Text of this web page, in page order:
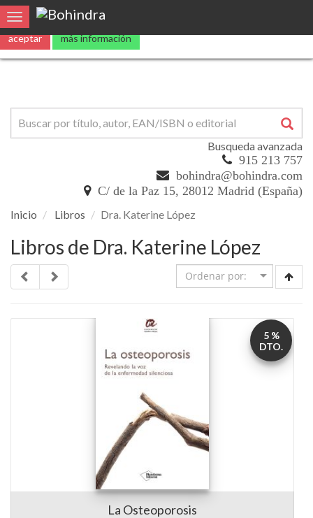
Utilizamoscookies propias y de terceros para mejorar nuestros
aceptar más información
Toggle navigation
Busqueda avanzada
915 213 757
bohindra@bohindra.com
C/ de la Paz 15, 28012 Madrid (España)
Inicio Libros Dra. Katerine López
Libros de Dra. Katerine López
La Osteoporosis
5 %
DTO.